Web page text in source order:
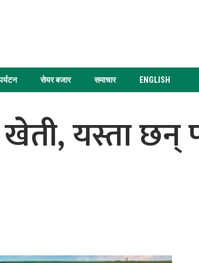
सेयर बजार समाचार ENGLISH
यस्ता छन्